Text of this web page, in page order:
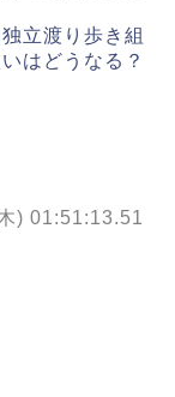
立渡り歩き組
はどうなる？
) 01:51:13.51